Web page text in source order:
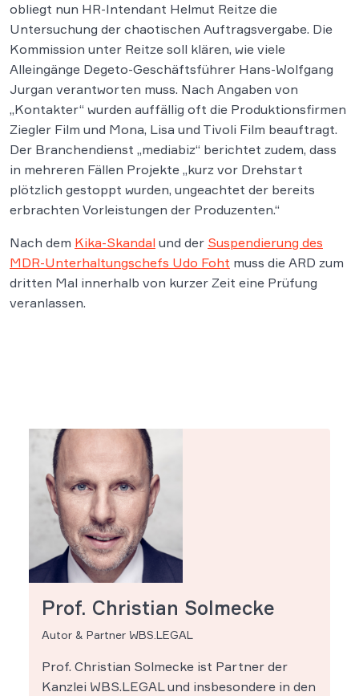
obliegt nun HR-Intendant Helmut Reitze die
Untersuchung der chaotischen Auftragsvergabe. Die
Kommission unter Reitze soll klären, wie viele
Alleingänge Degeto-Geschäftsführer Hans-Wolfgang
Jurgan verantworten muss. Nach Angaben von
„Kontakter“ wurden auffällig oft die Produktionsfirmen
Ziegler Film und Mona, Lisa und Tivoli Film beauftragt.
Der Branchendienst „mediabiz“ berichtet zudem, dass
in mehreren Fällen Projekte „kurz vor Drehstart
plötzlich gestoppt wurden, ungeachtet der bereits
erbrachten Vorleistungen der Produzenten.“
Nach dem Kika-Skandal und der Suspendierung des
MDR-Unterhaltungschefs Udo Foht muss die ARD zum
dritten Mal innerhalb von kurzer Zeit eine Prüfung
veranlassen.
Prof. Christian Solmecke
Autor & Partner WBS.LEGAL
Prof. Christian Solmecke ist Partner der
Kanzlei WBS.LEGAL und insbesondere in den